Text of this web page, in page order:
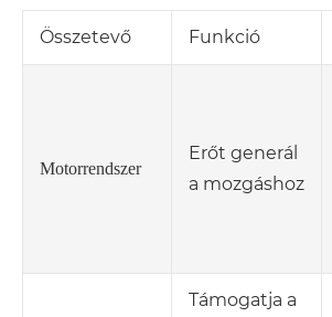
Összetevő Funkció
Motorrendszer
Erőt generál
a mozgáshoz
Támogatja a